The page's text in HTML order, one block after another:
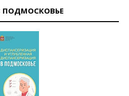
ПОДМОСКОВЬЕ